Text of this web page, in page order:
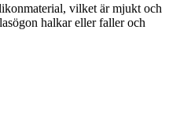
vilket är mjukt och
halkar eller faller och